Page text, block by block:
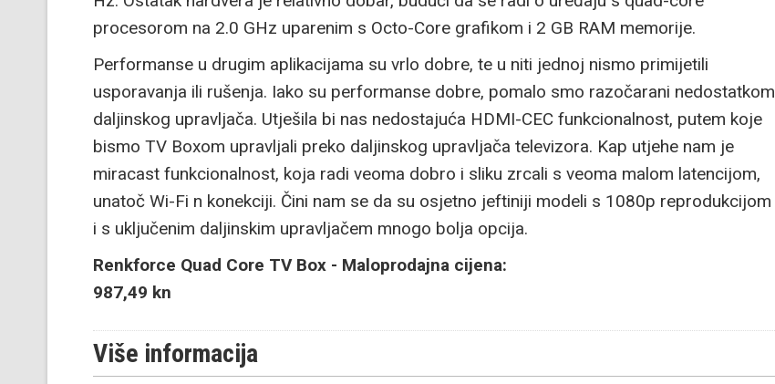
procesorom na 2.0 GHz uparenim s Octo-Core grafikom i 2 GB RAM memorije.
Performanse u drugim aplikacijama su vrlo dobre, te u niti jednoj nismo primijetili
usporavanja ili rušenja. Iako su performanse dobre, pomalo smo razočarani nedostatkom
daljinskog upravljača. Utješila bi nas nedostajuća HDMI-CEC funkcionalnost, putem koje
bismo TV Boxom upravljali preko daljinskog upravljača televizora. Kap utjehe nam je
miracast funkcionalnost, koja radi veoma dobro i sliku zrcali s veoma malom latencijom,
unatoč Wi-Fi n konekciji. Čini nam se da su osjetno jeftiniji modeli s 1080p reprodukcijom
i s uključenim daljinskim upravljačem mnogo bolja opcija.
Renkforce Quad Core TV Box - Maloprodajna cijena:
987,49 kn
Više informacija